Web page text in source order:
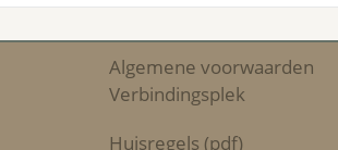
Algemene voorwaarden
Verbindingsplek
Huisregels (pdf)